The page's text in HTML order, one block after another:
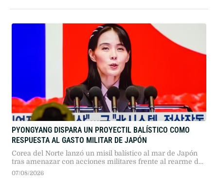
de distribución importada.
PYONGYANG DISPARA UN PROYECTIL BALÍSTICO COMO
RESPUESTA AL GASTO MILITAR DE JAPÓN
Corea del Norte lanzó un misil balístico al mar de Japón
tras amenazar con acciones militares frente al rearme de
Tokio. El ensayo responde a la nueva doctrina defensiva